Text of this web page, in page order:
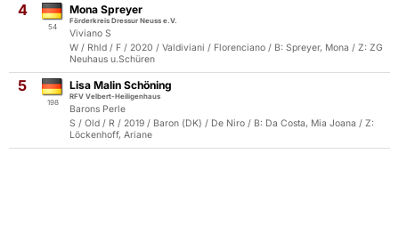
4
54
Mona Spreyer
Förderkreis Dressur Neuss e.V.
Viviano S
W / Rhld / F / 2020 / Valdiviani / Florenciano / B: Spreyer, Mona / Z: ZG
Neuhaus u.Schüren
5
198
Lisa Malin Schöning
RFV Velbert-Heiligenhaus
Barons Perle
S / Old / R / 2019 / Baron (DK) / De Niro / B: Da Costa, Mia Joana / Z:
Löckenhoff, Ariane